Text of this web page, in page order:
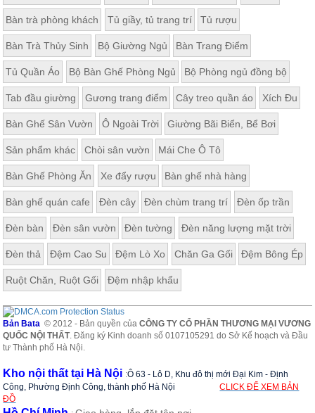
Bàn trà phòng khách Tủ giầy, tủ trang trí Tủ rượu
Bàn Trà Thủy Sinh Bộ Giường Ngủ Bàn Trang Điểm
Tủ Quần Áo Bộ Bàn Ghế Phòng Ngủ Bộ Phòng ngủ đồng bộ
Tab đầu giường Gương trang điểm Cây treo quần áo Xích Đu
Bàn Ghế Sân Vườn Ô Ngoài Trời Giường Bãi Biển, Bể Bơi
Sản phẩm khác Chòi sân vườn Mái Che Ô Tô
Bàn Ghế Phòng Ăn Xe đẩy rượu Bàn ghế nhà hàng
Bàn ghế quán cafe Đèn cây Đèn chùm trang trí Đèn ốp trần
Đèn bàn Đèn sân vườn Đèn tường Đèn năng lượng mặt trời
Đèn thả Đệm Cao Su Đệm Lò Xo Chăn Ga Gối Đệm Bông Ép
Ruột Chăn, Ruột Gối Đệm nhập khẩu
Bản Bata © 2012 - Bản quyền củaCÔNG TY CỔ PHẦN THƯƠNG MẠI VƯƠNG
QUỐC NỘI THẤT. Đăng ký Kinh doanh số 0107105291 do Sở Kế hoạch và Đầu
tư Thành phố Hà Nội.
Kho nội thất tại Hà Nội :Ô 63 - Lô D, Khu đô thị mới Đại Kim - Định
Công, Phường Định Công, thành phố Hà Nội
CLICK ĐỂ XEM BẢN
ĐỒ